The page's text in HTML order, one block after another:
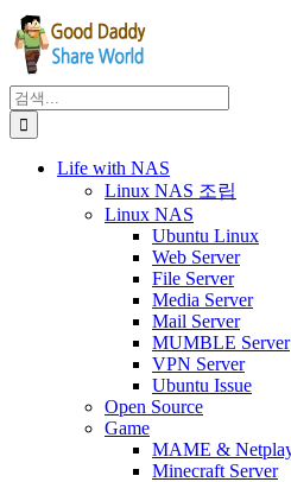
콘
텐
츠
로
건
너
Facebook
XInstagram
Pinterest
검
색:
Life with NAS
Linux NAS 조립
Linux NAS
Ubuntu Linux
Web Server
File Server
Media Server
Mail Server
MUMBLE Server
VPN Server
Ubuntu Issue
Open Source
Game
MAME &
Minecraft Server